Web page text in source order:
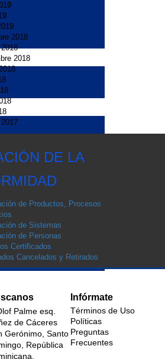
2018
2018
DE LA
de Productos, Procesos
de Sistemas
de Personas
Certificados
Cancelados y Retirados
Palme esq.
de Cáceres
Gerónimo, Santo
República
Infórmate
Términos de Uso
Políticas
Preguntas
Frecuentes